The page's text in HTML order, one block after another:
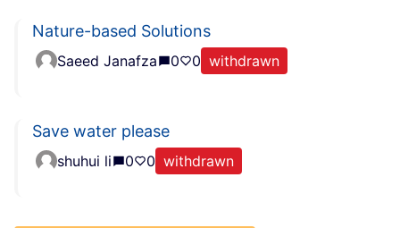
Nature-based Solutions
Saeed Janafza 0 0 withdrawn
Save water please
shuhui li 0 0 withdrawn